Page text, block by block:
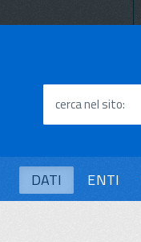
cerca nel sito
DATI ENTI